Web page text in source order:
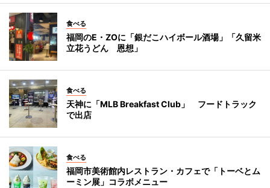
食べる
福岡のE・ZOに「銀だこハイボール酒場」「久留米
立花うどん 恩想」
食べる
天神に「MLB Breakfast Club」 フードトラック
で出店
食べる
福岡市美術館内レストラン・カフェで「トーベとム
ーミン展」コラボメニュー